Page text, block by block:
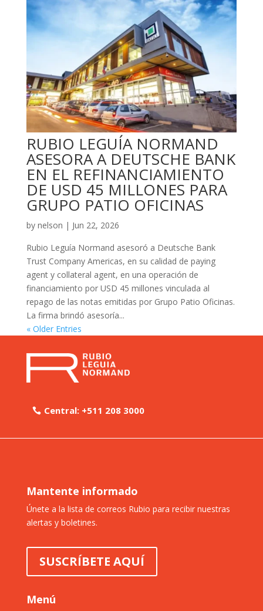
RUBIO LEGUÍA NORMAND
ASESORA A DEUTSCHE BANK
EN EL REFINANCIAMIENTO
DE USD 45 MILLONES PARA
GRUPO PATIO OFICINAS
by nelson | Jun 22, 2026
Rubio Leguía Normand asesoró a Deutsche Bank
Trust Company Americas, en su calidad de paying
agent y collateral agent, en una operación de
financiamiento por USD 45 millones vinculada al
repago de las notas emitidas por Grupo Patio Oficinas.
La firma brindó asesoría...
« Older Entries
Central: +511 208 3000
Mantente informado
Únete a la lista de correos Rubio para recibir nuestras
alertas y boletines.
SUSCRÍBETE AQUÍ
Menú